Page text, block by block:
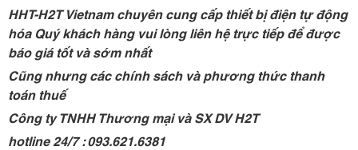
HHT-H2T Vietnam chuyên cung cấp thiết bị điện tự động
hóa Quý khách hàng vui lòng liên hệ trực tiếp để được
báo giá tốt và sớm nhất
Cũng nhưng các chính sách và phương thức thanh
toán thuế
Công ty TNHH Thương mại và SX DV H2T
hotline 24/7 : 093.621.6381